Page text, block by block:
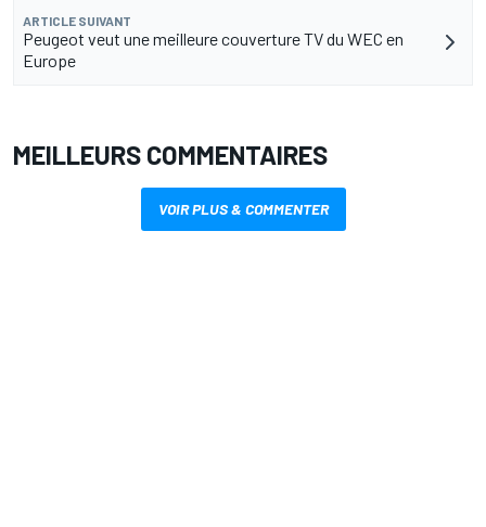
ARTICLE SUIVANT
Peugeot veut une meilleure couverture TV du WEC en
Europe
MEILLEURS COMMENTAIRES
VOIR PLUS & COMMENTER